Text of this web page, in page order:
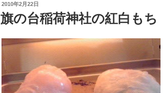
投
稿
日:
2010年2月22日
旗の台稲荷神社の紅白もち